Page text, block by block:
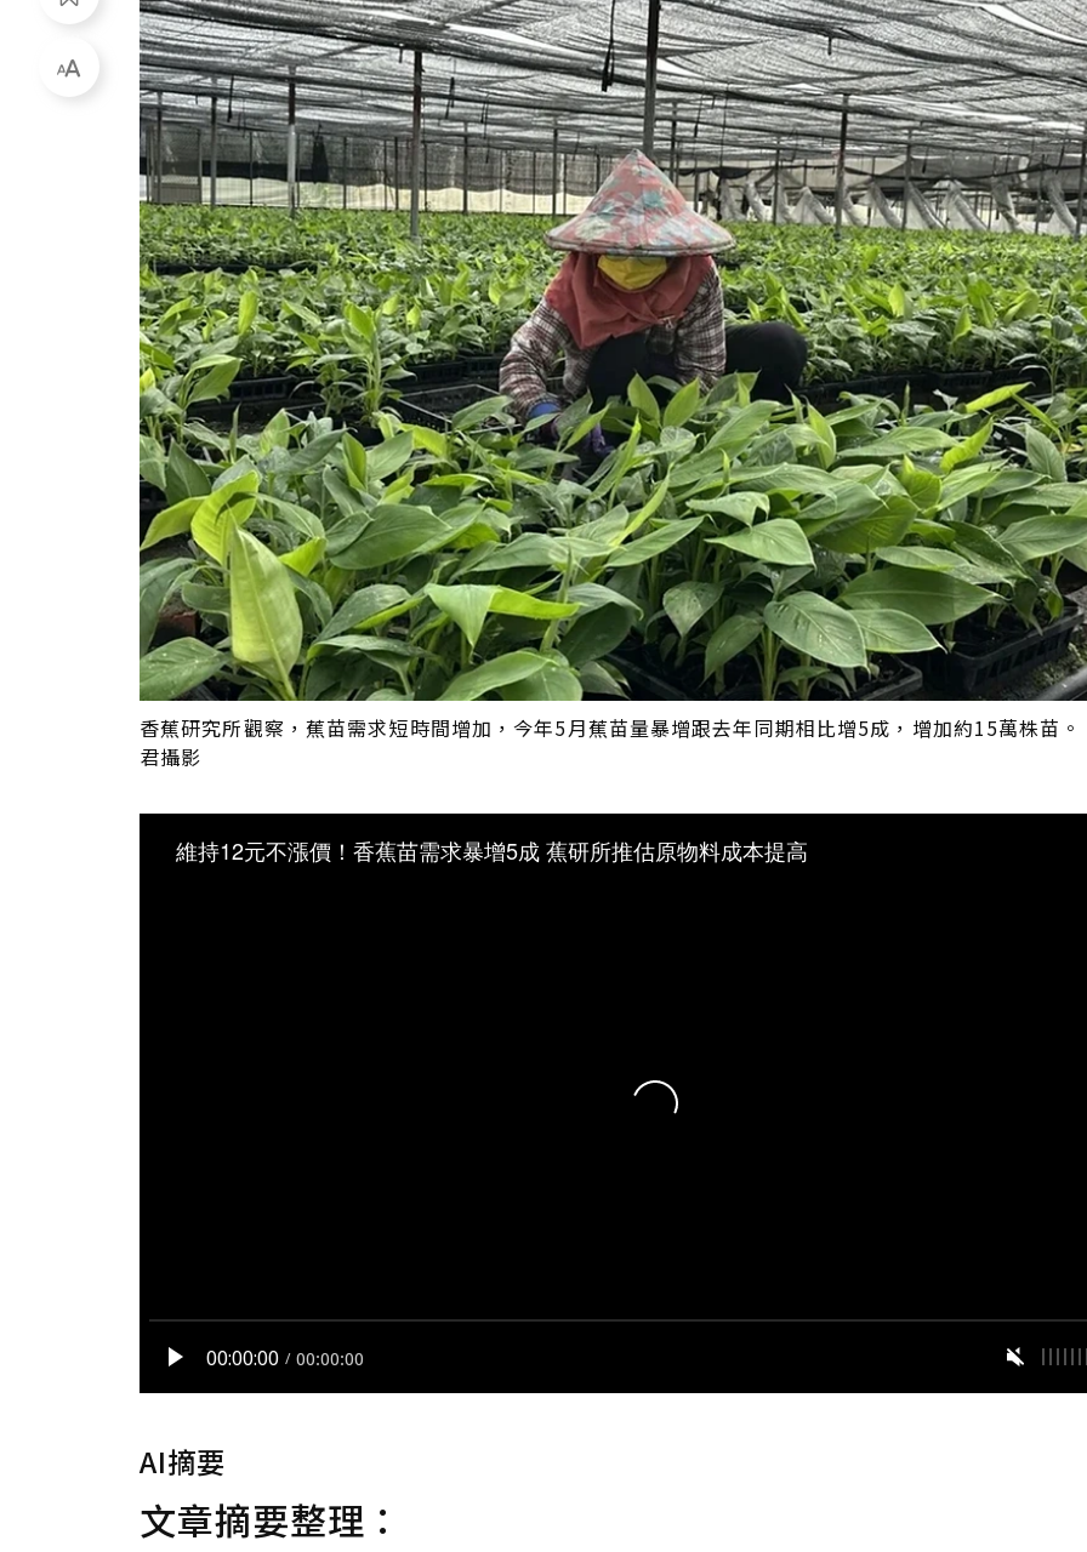
香蕉研究所觀察，蕉苗需求短時間增加，今年5月蕉苗量暴增跟去年同期相比增5成，增加約15萬株苗
君攝影
AI摘要
文章摘要整理：